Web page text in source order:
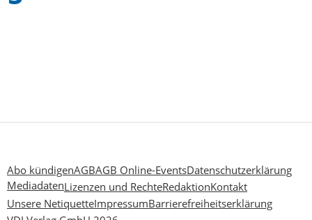
Abo kündigenAGBAGB Online-EventsDatenschutzerklärung
MediadatenLizenzen und RechteRedaktionKontakt
Unsere NetiquetteImpressumBarrierefreiheitserklärung